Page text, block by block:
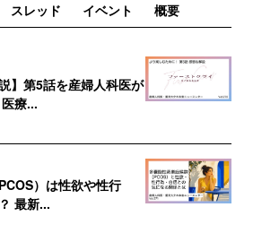
スレッド イベント 概要
】第5話を産婦人科医が
療...
）は性欲や性行
最新...